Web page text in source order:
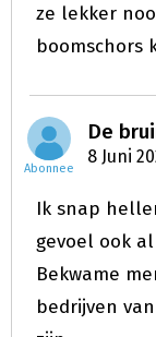
ze lekker
boomschors
Abonnee
De
8 Juni
Ik snap
gevoel ook
Bekwame
bedrijven